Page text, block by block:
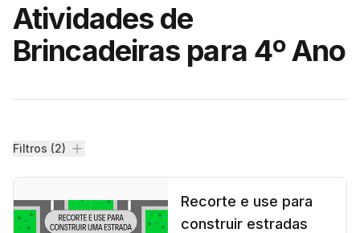
Atividades de
Brincadeiras para 4º Ano
Filtros
Filtros (2)
Recorte e use para
construir estradas